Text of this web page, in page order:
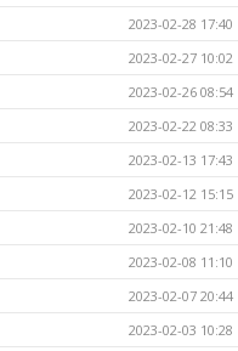
2023-02-28 17:40
2023-02-27 10:02
2023-02-26 08:54
2023-02-22 08:33
2023-02-13 17:43
2023-02-12 15:15
2023-02-10 21:48
2023-02-08 11:10
2023-02-07 20:44
2023-02-03 10:28